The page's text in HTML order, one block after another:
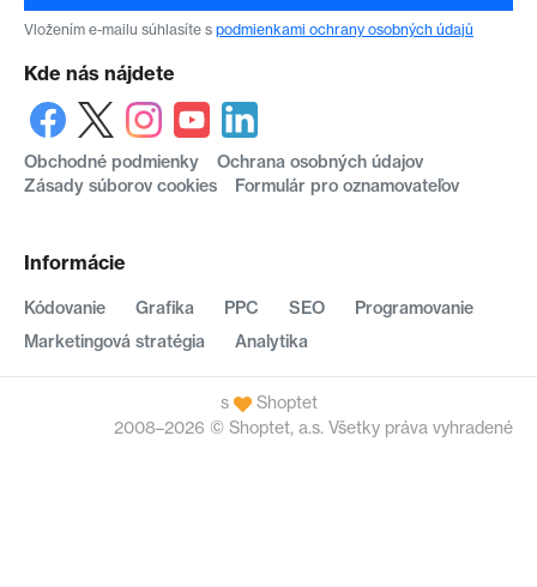
Informácie
Kódovanie Grafika PPC SEO
Programovanie
Marketingová stratégia
Analytika
Vložením e-mailu súhlasíte s podmienkami ochrany osobných údajů
Kde nás nájdete
Obchodné podmienky
Ochrana osobných údajov
Zásady súborov cookies
Formulár pro oznamovateľov
s
Shoptet
2008–2026 © Shoptet, a.s. Všetky práva vyhradené